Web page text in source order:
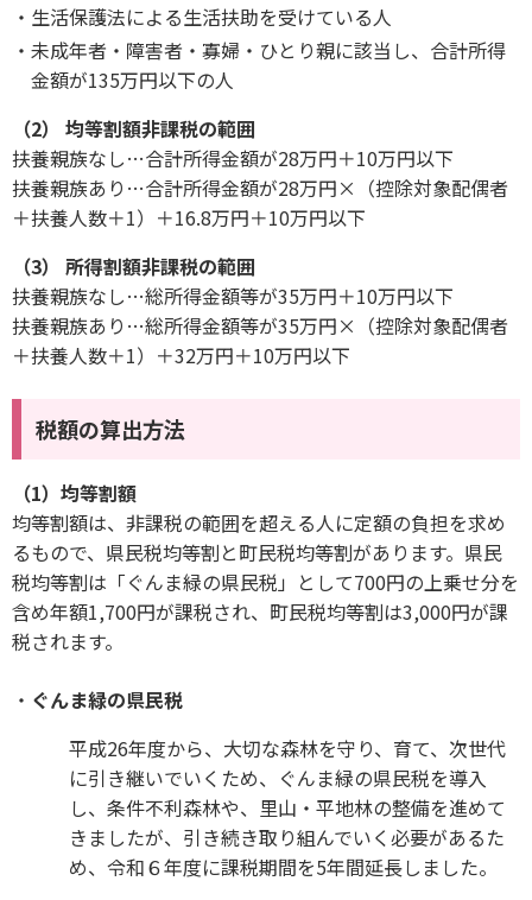
生活保護法による生活扶助を受けている人
未成年者・障害者・寡婦・ひとり親に該当し、合計所得
金額が135万円以下の人
（2） 均等割額非課税の範囲
扶養親族なし…合計所得金額が28万円＋10万円以下
扶養親族あり…合計所得金額が28万円×（控除対象配偶者
＋扶養人数＋1）＋16.8万円＋10万円以下
（3） 所得割額非課税の範囲
扶養親族なし…総所得金額等が35万円＋10万円以下
扶養親族あり…総所得金額等が35万円×（控除対象配偶者
＋扶養人数＋1）＋32万円＋10万円以下
税額の算出方法
（1）均等割額
均等割額は、非課税の範囲を超える人に定額の負担を求め
るもので、県民税均等割と町民税均等割があります。県民
税均等割は「ぐんま緑の県民税」として700円の上乗せ分を
含め年額1,700円が課税され、町民税均等割は3,000円が課
税されます。
ぐんま緑の県民税
平成26年度から、大切な森林を守り、育て、次世代
に引き継いでいくため、ぐんま緑の県民税を導入
し、条件不利森林や、里山・平地林の整備を進めて
きましたが、引き続き取り組んでいく必要があるた
め、令和６年度に課税期間を5年間延長しました。